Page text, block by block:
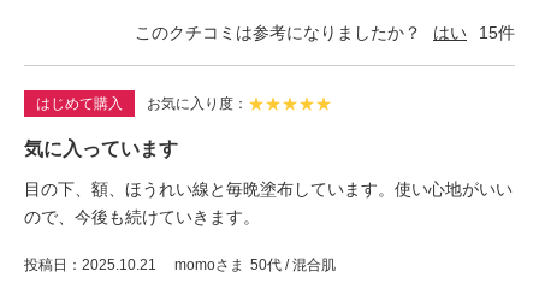
このクチコミは参考になりましたか？ はい 15件
はじめて購入 お気に入り度 ★★★★★
気に入っています
目の下、額、ほうれい線と毎晩塗布しています。使い心地がいい
ので、今後も続けていきます。
投稿日 2025.10.21 momoさま 50代 / 混合肌